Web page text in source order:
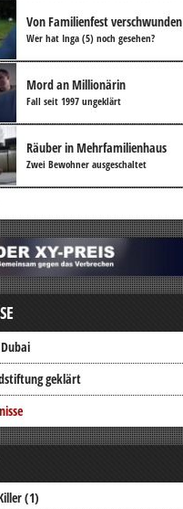
Von Familienfest verschwunden
Wer hat Inga (5) noch gesehen?
Mord an Millionärin
Fall seit 1997 ungeklärt
Räuber in Mehrfamilienhaus
Zwei Bewohner ausgeschaltet
geklärt
(1)